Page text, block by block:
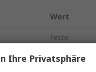
Wert
Festo
Ihre Privatsphäre